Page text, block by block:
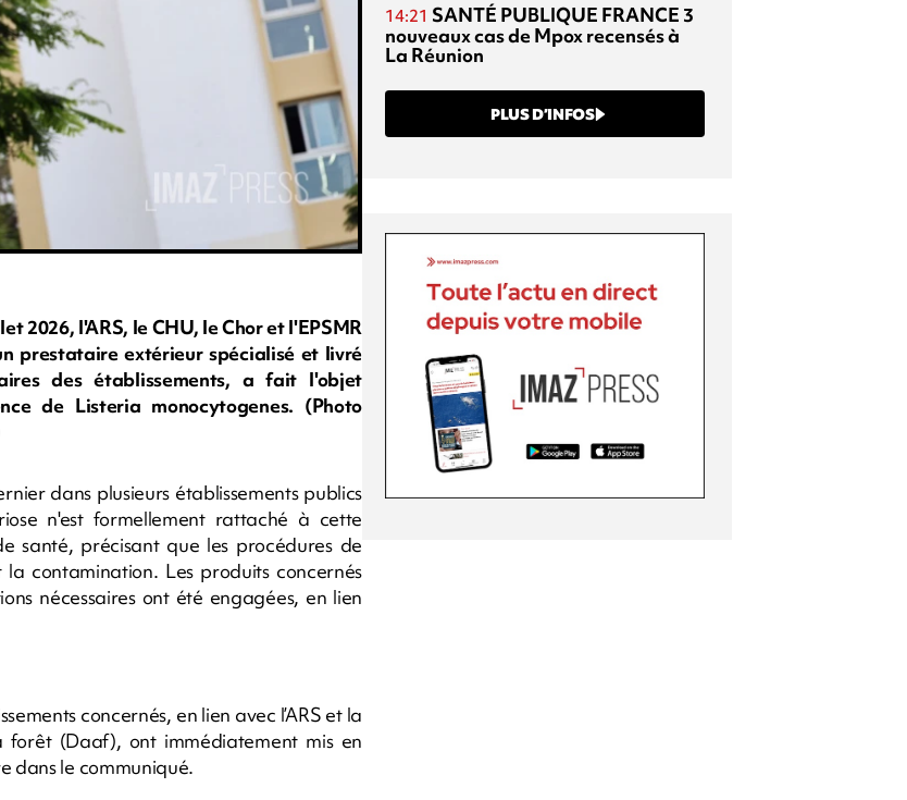
2026, l'ARS, le CHU, le Chor et l'EPSMR
prestataire extérieur spécialisé et livré
des établissements, a fait l'objet
de Listeria monocytogenes. (Photo
dans plusieurs établissements publics
n'est formellement rattaché à cette
santé, précisant que les procédures de
contamination. Les produits concernés
nécessaires ont été engagées, en lien
concernés, en lien avec l’ARS et la
(Daaf), ont immédiatement mis en
dans le communiqué.
14:21 SANTÉ PUBLIQUE FRANCE 3
nouveaux cas de Mpox recensés à
La Réunion
PLUS D’INFOS